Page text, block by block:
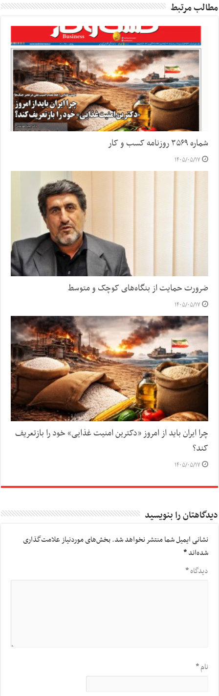
مطالب مرتبط
شماره ۳۵۶۹ روزنامه کسب و کار
۱۴۰۵/۰۵/۱۷
ضرورت حمایت از بنگاه‌های کوچک و متوسط
۱۴۰۵/۰۵/۱۷
چرا ایران باید از امروز «دکترین امنیت غذایی» خود را بازتعریف
کند؟
۱۴۰۵/۰۵/۱۷
دیدگاهتان را بنویسید
نشانی ایمیل شما منتشر نخواهد شد.بخش‌های موردنیاز علامت‌گذاری
شده‌اند*
دیدگاه*
نام*